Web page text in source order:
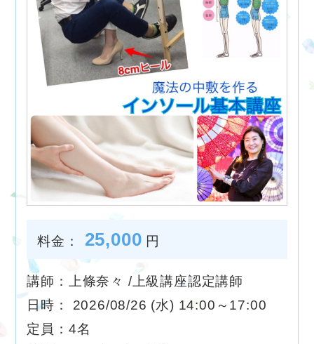
料金： 25,000 円
講師：上條奈々 /上級講座認定講師
日時： 2026/08/26 (水) 14:00～17:00
定員：4名